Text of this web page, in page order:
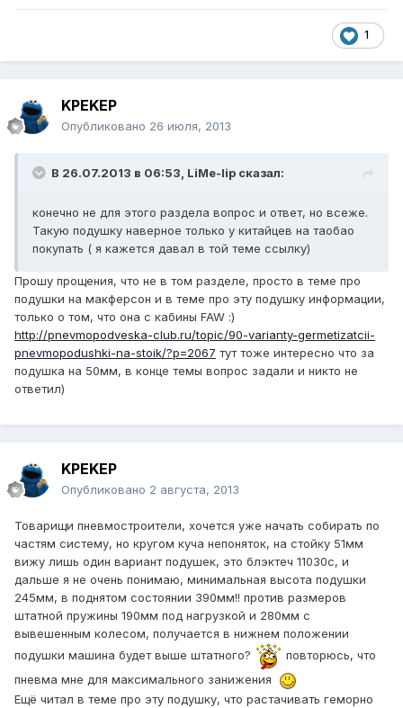
1
KPEKEP
Опубликовано 26 июля, 2013
В 26.07.2013 в 06:53, LiMe-lip сказал:
конечно не для этого раздела вопрос и ответ, но всеже.
Такую подушку наверное только у китайцев на таобао
покупать ( я кажется давал в той теме ссылку)
Прошу прощения, что не в том разделе, просто в теме про
подушки на макферсон и в теме про эту подушку информации,
только о том, что она с кабины FAW :)
http://pnevmopodveska-club.ru/topic/90-varianty-germetizatcii-
pnevmopodushki-na-stoik/?p=2067 тут тоже интересно что за
подушка на 50мм, в конце темы вопрос задали и никто не
ответил)
KPEKEP
Опубликовано 2 августа, 2013
Товарищи пневмостроители, хочется уже начать собирать по
частям систему, но кругом куча непоняток, на стойку 51мм
вижу лишь один вариант подушек, это блэктеч 11030с, и
дальше я не очень понимаю, минимальная высота подушки
245мм, в поднятом состоянии 390мм!! против размеров
штатной пружины 190мм под нагрузкой и 280мм с
вывешенным колесом, получается в нижнем положении
подушки машина будет выше штатного?
повторюсь, что
пневма мне для максимального занижения
Ещё читал в теме про эту подушку, что растачивать геморно